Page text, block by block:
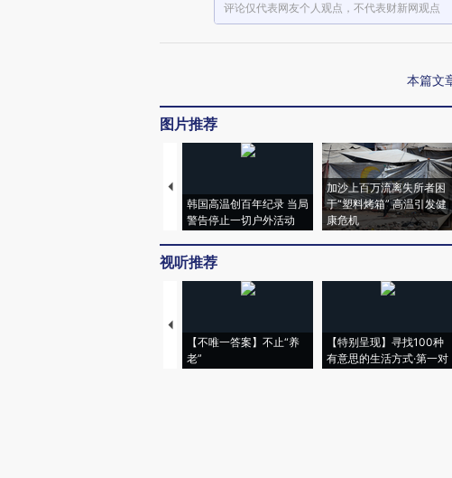
评论仅代表网友个人观点，不代表财新网观点
本篇文
图片推荐
韩国高温创百年纪录 当局
警告停止一切户外活动
加沙上百万流离失所者困
于“塑料烤箱” 高温引发健
康危机
视听推荐
【不唯一答案】不止“养
老”
【特别呈现】寻找100种
有意思的生活方式·第一对